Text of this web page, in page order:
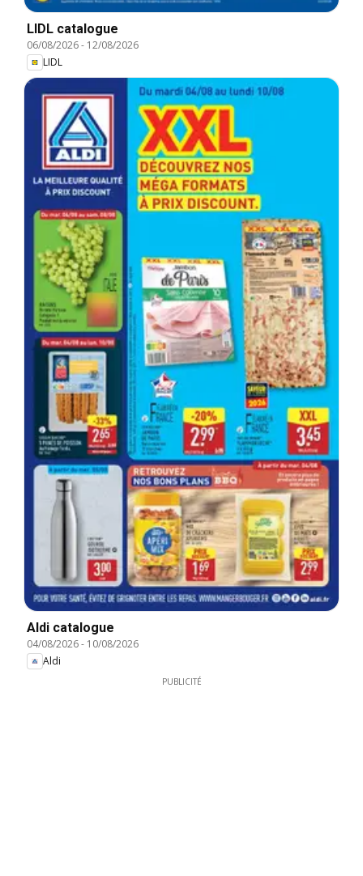
LIDL catalogue
06/08/2026- 12/08/2026
LIDL
Aldi catalogue
04/08/2026- 10/08/2026
Aldi
PUBLICITÉ